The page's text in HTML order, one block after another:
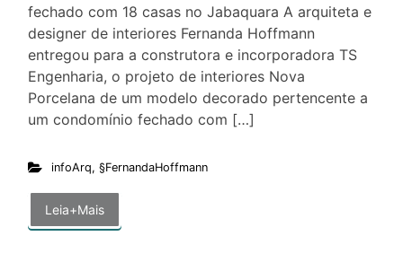
fechado com 18 casas no Jabaquara A arquiteta e
designer de interiores Fernanda Hoffmann
entregou para a construtora e incorporadora TS
Engenharia, o projeto de interiores Nova
Porcelana de um modelo decorado pertencente a
um condomínio fechado com […]
infoArq, §FernandaHoffmann
Leia+Mais